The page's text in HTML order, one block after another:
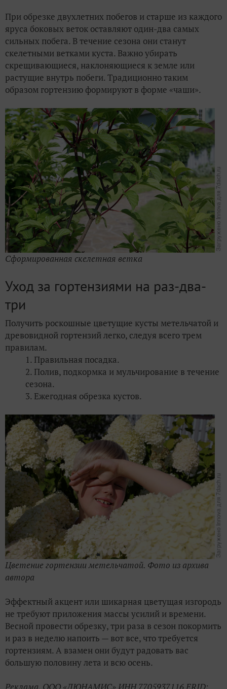
При обрезке двухлетних побегов и старше из каждого
яруса боковых веток оставляют один-два самых
сильных побега. В течение сезона они станут
скелетными ветками куста. Важно убирать
скрещивающиеся, наклоняющиеся к земле или
растущие внутрь побеги. Традиционно таким
образом гортензию формируют в форме «чаши».
Сформированная скелетная ветка
Уход за гортензиями на раз-два-
три
Получить роскошные цветущие кусты метельчатой и
древовидной гортензий легко, следуя всего трем
правилам.
Правильная посадка.
Полив, подкормка и мульчирование в течение
сезона.
Ежегодная обрезка кустов.
Цветение гортензии метельчатой. Фото из архива
автора
Эффектный акцент или шикарная цветущая изгородь
не требуют приложения массы усилий и времени.
Весной провести обрезку, три раза в сезон покормить
и раз в неделю напоить — вот все, что требуется
гортензиям. А взамен они будут радовать вас
большую половину лета и всю осень.